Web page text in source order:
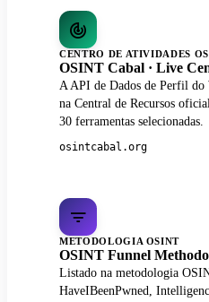
CENTRO DE ATIVIDADES
OSINT Cabal · Live
A API de Dados de Perfil do
na Central de Recursos
30 ferramentas selecionadas.
osintcabal.org
METODOLOGIA OSINT
OSINT Funnel
Listado na metodologia
HaveIBeenPwned,